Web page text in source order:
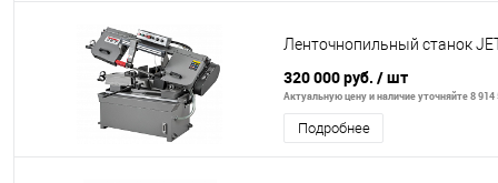
Ленточнопильный станок
320 000 руб. / шт
Актуальную цену и наличие уточняйте 8 914
Подробнее